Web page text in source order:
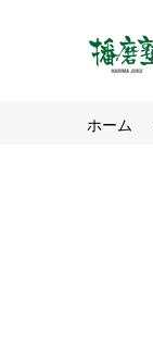
ホーム